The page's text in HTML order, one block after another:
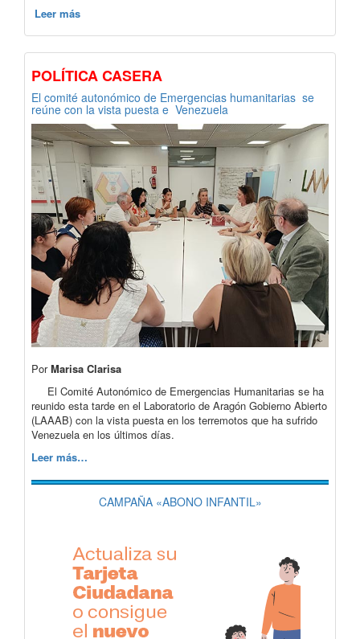
Leer más
POLÍTICA CASERA
El comité autonómico de Emergencias humanitarias se
reúne con la vista puesta e Venezuela
PorMarisa Clarisa
El Comité Autonómico de Emergencias Humanitarias se ha
reunido esta tarde en el Laboratorio de Aragón Gobierno Abierto
(LAAAB) con la vista puesta en los terremotos que ha sufrido
Venezuela en los últimos días.
Leer más…
CAMPAÑA «ABONO INFANTIL»